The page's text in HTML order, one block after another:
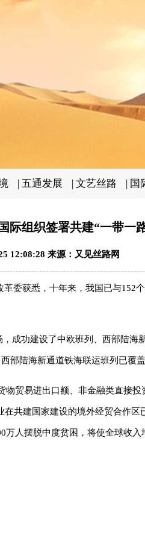
| 五通发展 | 文艺丝路 | 国
际组织签署共建“一带一
12:08:28 来源：又见丝路网
委获悉，十年来，我国已与152
成功建设了中欧班列、西部陆海
部陆海新通道铁海联运班列已覆
贸易进出口额、非金融类直接
共建国家建设的境外经贸合作
人摆脱中度贫困，将使全球收入